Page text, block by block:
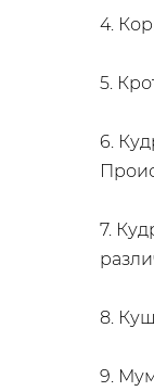
4.
5.
6.
7.
8.
9.